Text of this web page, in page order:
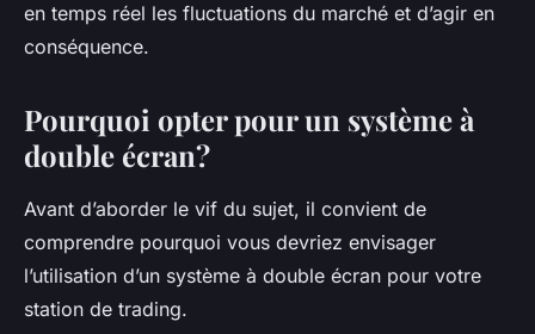
en temps réel les fluctuations du marché et d’agir en
conséquence.
Pourquoi opter pour un système à
double écran?
Avant d’aborder le vif du sujet, il convient de
comprendre pourquoi vous devriez envisager
l’utilisation d’un système à double écran pour votre
station de trading.